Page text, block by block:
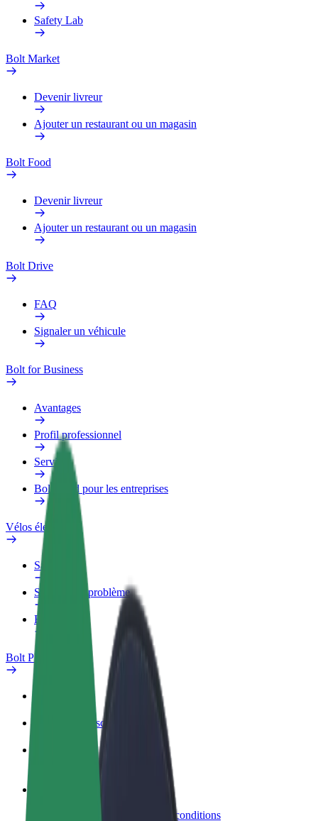
Safety Lab
Bolt Market
Devenir livreur
Ajouter un restaurant ou un magasin
Bolt Food
Devenir livreur
Ajouter un restaurant ou un magasin
Bolt Drive
FAQ
Signaler un véhicule
Bolt for Business
Avantages
Profil professionnel
Services
Bolt Food pour les entreprises
Vélos électriques
Safety Lab
Signaler un problème
FAQ
Bolt Plus
Comment s'inscrire
Générez des revenus selon vos conditions